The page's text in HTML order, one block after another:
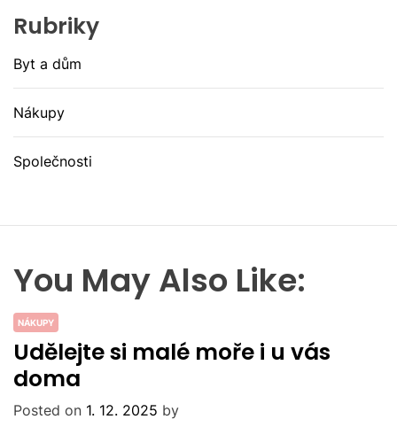
Rubriky
Byt a dům
Nákupy
Společnosti
You May Also Like:
NÁKUPY
Udělejte si malé moře i u vás
doma
Posted on 1. 12. 2025 by